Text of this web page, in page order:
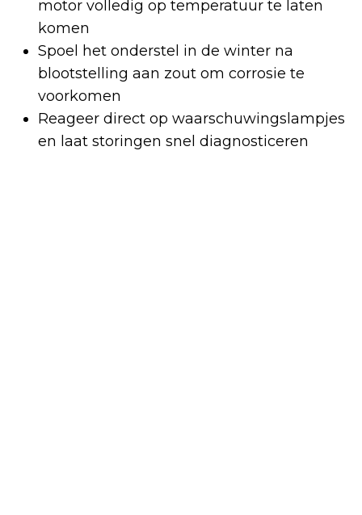
motor volledig op temperatuur te laten
komen
Spoel het onderstel in de winter na
blootstelling aan zout om corrosie te
voorkomen
Reageer direct op waarschuwingslampjes
en laat storingen snel diagnosticeren